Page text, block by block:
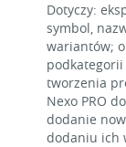
Dotyczy:
symbol,
wariantów;
tworzenia
Nexo PRO
dodanie
dodaniu ich